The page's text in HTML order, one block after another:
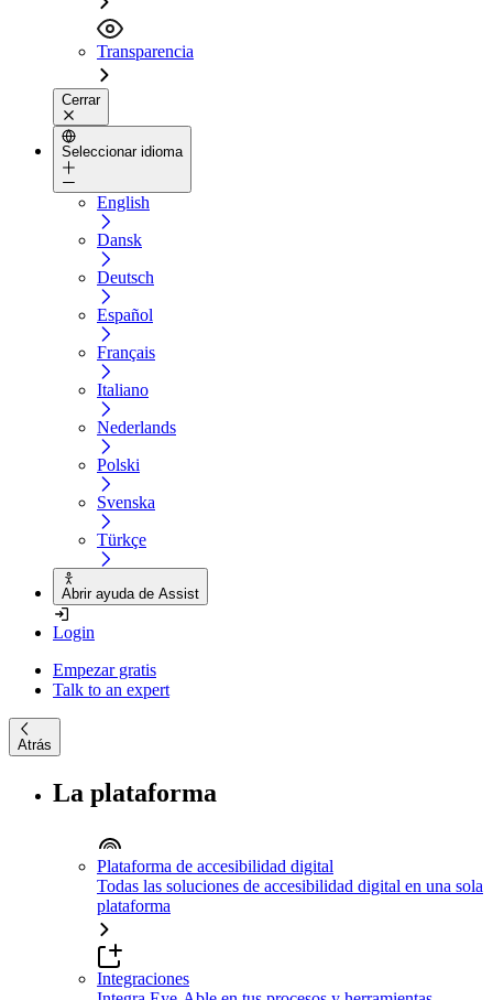
Transparencia
Cerrar
Seleccionar idioma
English
Dansk
Deutsch
Español
Français
Italiano
Nederlands
Polski
Svenska
Türkçe
Abrir ayuda de Assist
Login
Empezar gratis
Talk to an expert
Atrás
La plataforma
Plataforma de accesibilidad digital
Todas las soluciones de accesibilidad digital en una sola
plataforma
Integraciones